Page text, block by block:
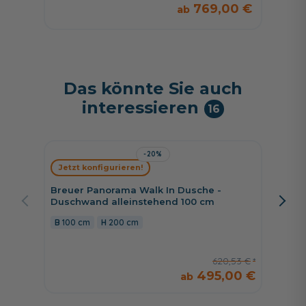
769,00 €
Das könnte Sie auch
interessieren
16
-20%
Breuer Panorama Walk In Dusche -
Duschwand alleinstehend 100 cm
100 cm 200 cm
620,53 €
495,00 €
Jetzt konfigurieren!
cm